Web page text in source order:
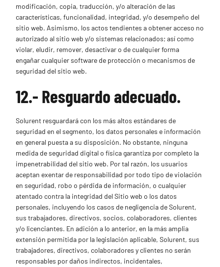
modificación, copia, traducción, y/o alteración de las
características, funcionalidad, integridad, y/o desempeño del
sitio web. Asimismo, los actos tendientes a obtener acceso no
autorizado al sitio web y/o sistemas relacionados; así como
violar, eludir, remover, desactivar o de cualquier forma
engañar cualquier software de protección o mecanismos de
seguridad del sitio web.
12.- Resguardo adecuado.
Solurent resguardará con los más altos estándares de
seguridad en el segmento, los datos personales e información
en general puesta a su disposición. No obstante, ninguna
medida de seguridad digital o física garantiza por completo la
impenetrabilidad del sitio web. Por tal razón, los usuarios
aceptan exentar de responsabilidad por todo tipo de violación
en seguridad, robo o pérdida de información, o cualquier
atentado contra la integridad del Sitio web o los datos
personales, incluyendo los casos de negligencia de Solurent,
sus trabajadores, directivos, socios, colaboradores, clientes
y/o licenciantes. En adición a lo anterior, en la más amplia
extensión permitida por la legislación aplicable, Solurent, sus
trabajadores, directivos, colaboradores y clientes no serán
responsables por daños indirectos, incidentales,